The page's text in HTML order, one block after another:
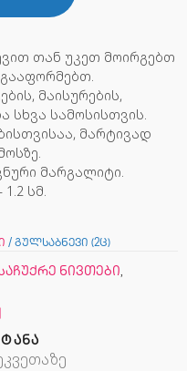
თან უკეთ მოირგებთ
მაისურების,
სხვა სამოსისთვის.
მარტივად
მარგალიტი.
სმ.
/ გულსაბნევი (2ც)
ნივთები,